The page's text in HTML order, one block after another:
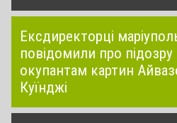
Ексдиректорці
повідомили про
окупантам картин
Куїнджі